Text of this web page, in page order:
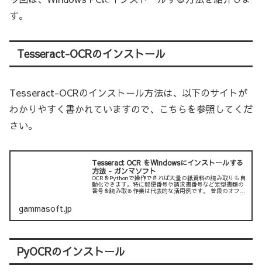
す。
Tesseract-OCRのインストール
Tesseract-OCRのインストール方法は、以下のサイトが
わかりやすく書かれていますので、こちらを参照してくだ
さい。
Tesseract OCR をWindowsにインストールする
方法 - ガンマソフト
OCRをPythonで操作できれば大量の紙資料の読み取りも自
動化できます。特に郵便番号や請求書番号など定型書類の
番号を読み取る作業は代表的な活用例です。 普段のオフィ
gammasoft.jp
PyOCRのインストール